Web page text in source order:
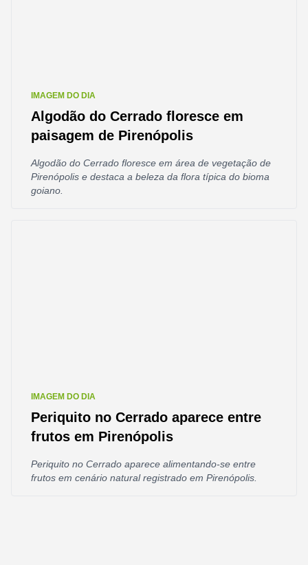
IMAGEM DO DIA
Algodão do Cerrado floresce em
paisagem de Pirenópolis
Algodão do Cerrado floresce em área de vegetação de
Pirenópolis e destaca a beleza da flora típica do bioma
goiano.
IMAGEM DO DIA
Periquito no Cerrado aparece entre
frutos em Pirenópolis
Periquito no Cerrado aparece alimentando-se entre
frutos em cenário natural registrado em Pirenópolis.